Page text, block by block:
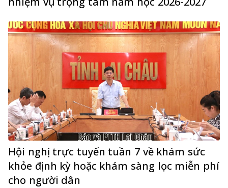
Hội nghị trực tuyến tuần 7 về khám sức
khỏe định kỳ hoặc khám sàng lọc miễn phí
cho người dân